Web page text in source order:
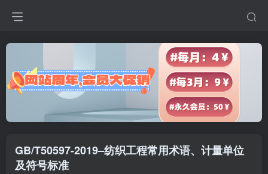
GB/T50597-2019–纺织工程常用术语、计量单位
及符号标准